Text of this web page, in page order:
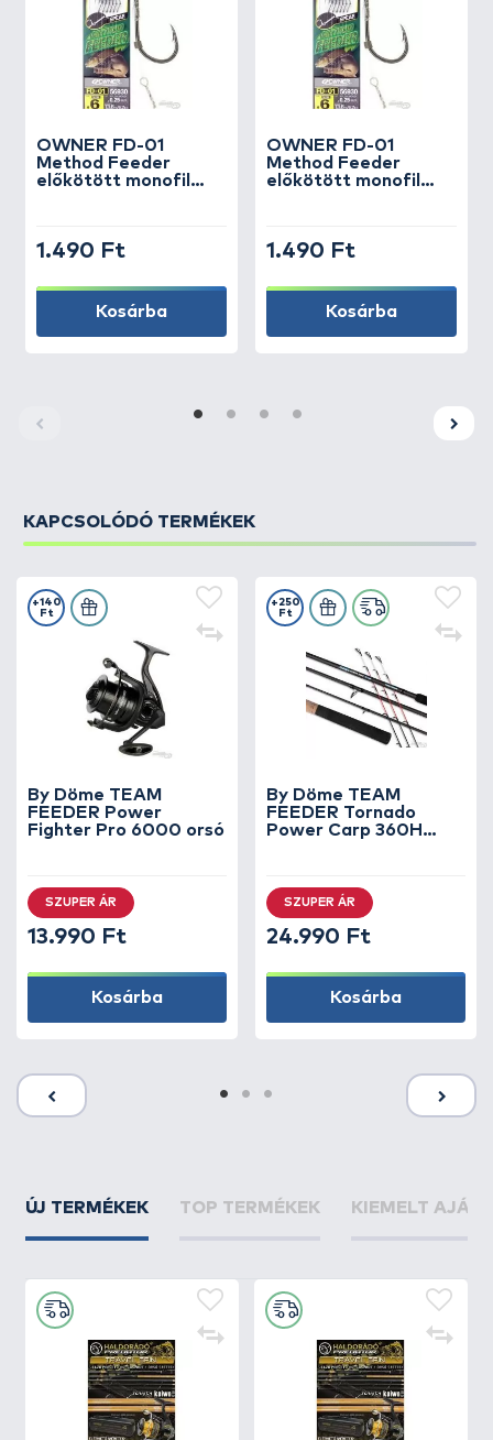
OWNER FD-01
Method Feeder
előkötött monofil
1.490 Ft
Kosárba
OWNER FD-01
Method Feeder
előkötött monofil
1.490 Ft
Kosárba
KAPCSOLÓDÓ TERMÉKEK
By Döme TEAM
FEEDER Power
Fighter Pro 6000 orsó
+140
Ft
SZUPER ÁR
13.990 Ft
Kosárba
By Döme TEAM
FEEDER Tornado
Power Carp 360H
+250
Ft
SZUPER ÁR
24.990 Ft
Kosárba
ÚJ TERMÉKEK TOP TERMÉKEK KIEMELT